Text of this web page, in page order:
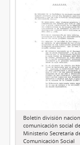
Boletín división
comunicación social
Ministerio Secretaría
Comunicación Social